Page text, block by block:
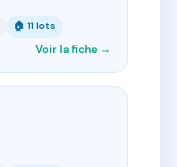
🏠 11 lots
Voir la fiche →